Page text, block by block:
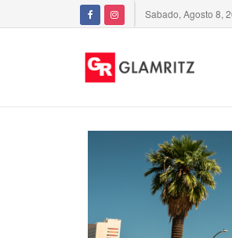
Sabado, Agosto 8,